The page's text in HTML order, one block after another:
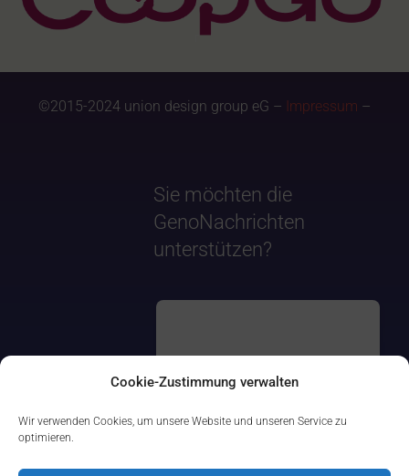
Cookie-Zustimmung verwalten
Wir verwenden Cookies, um unsere Website und unseren Service zu
optimieren.
©2015-2024 union design group eG – Impressum –
Sie möchten die
GenoNachrichten
unterstützen?